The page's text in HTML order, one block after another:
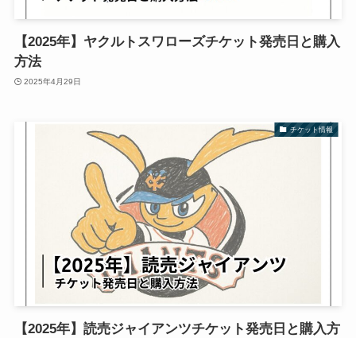
【2025年】ヤクルトスワローズチケット発売日と購入
方法
2025年4月29日
チケット情報
【2025年】読売ジャイアンツチケット発売日と購入方